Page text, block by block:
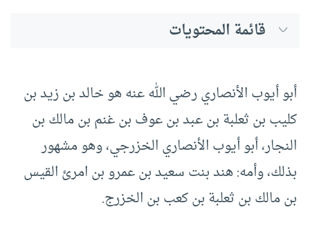
قائمة المحتويات
أبو أيوب الأنصاري رضي الله عنه هو خالد بن زيد بن
كليب بن ثعلبة بن عبد بن عوف بن غنم بن مالك بن
النجار، أبو أيوب الأنصاري الخزرجي، وهو مشهور
بذلك، وأمه: هند بنت سعيد بن عمرو بن امرئ القيس
بن مالك بن ثعلبة بن كعب بن الخزرج.